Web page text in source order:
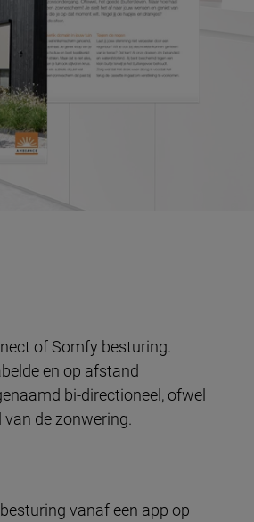
of Somfy besturing.
en op afstand
bi-directioneel, ofwel
de zonwering.
vanaf een app op